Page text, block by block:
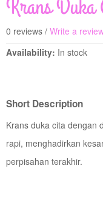
Krans Duka
0 reviews / Write a
Availability: In stock
Short Description
Krans duka cita dengan
rapi, menghadirkan
perpisahan terakhir.